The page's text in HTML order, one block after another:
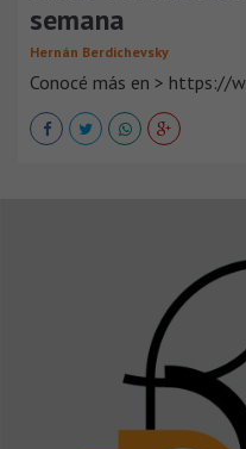
semana
Hernán Berdichevsky
Conocé más en > https://